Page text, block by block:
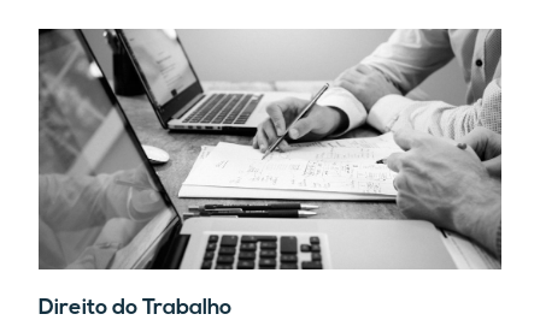
Direito do Trabalho